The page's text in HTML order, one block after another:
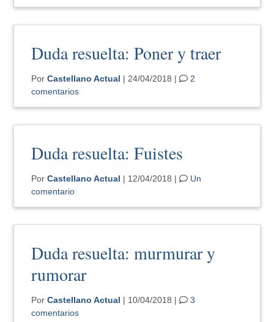
Duda resuelta: Poner y traer
PorCastellano Actual | 24/04/2018 |
2
comentarios
Duda resuelta: Fuistes
PorCastellano Actual | 12/04/2018 |
Un
comentario
Duda resuelta: murmurar y
rumorar
PorCastellano Actual | 10/04/2018 |
3
comentarios